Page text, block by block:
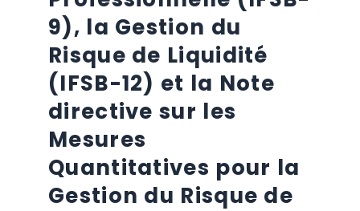
9), la Gestion du
Risque de Liquidité
(IFSB-12) et la Note
directive sur les
Mesures
Quantitatives pour la
Gestion du Risque de